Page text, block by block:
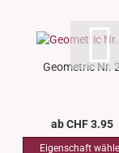
Geometric Nr.
ab CHF 3.95